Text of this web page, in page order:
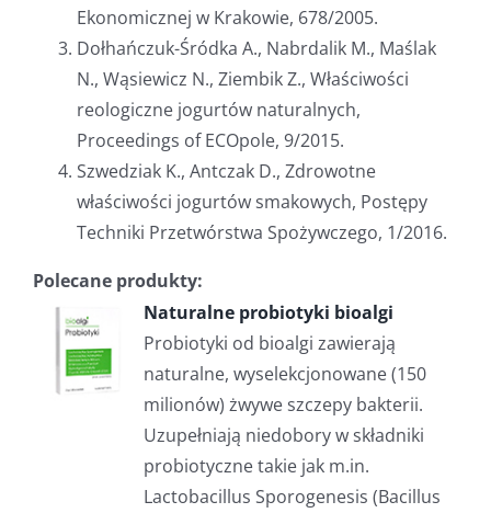
Ekonomicznej w Krakowie, 678/2005.
Dołhańczuk-Śródka A., Nabrdalik M., Maślak
N., Wąsiewicz N., Ziembik Z., Właściwości
reologiczne jogurtów naturalnych,
Proceedings of ECOpole, 9/2015.
Szwedziak K., Antczak D., Zdrowotne
właściwości jogurtów smakowych, Postępy
Techniki Przetwórstwa Spożywczego, 1/2016.
Polecane produkty:
Naturalne probiotyki bioalgi
Probiotyki od bioalgi zawierają
naturalne, wyselekcjonowane (150
milionów) żwywe szczepy bakterii.
Uzupełniają niedobory w składniki
probiotyczne takie jak m.in.
Lactobacillus Sporogenesis (Bacillus